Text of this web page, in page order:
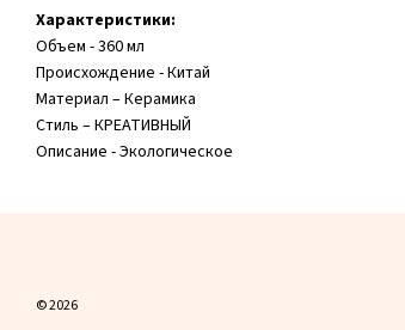
Характеристики:
Объем - 360 мл
Происхождение - Китай
Материал – Керамика
Стиль – КРЕАТИВНЫЙ
Описание - Экологическое
© 2026